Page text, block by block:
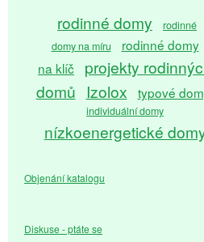
rodinné domy
rodinné
domy na míru
rodinné domy
na klíč
projekty
domů Izolox typové
individuální domy
nízkoenergetické
Objenání katalogu
Diskuse - ptáte se